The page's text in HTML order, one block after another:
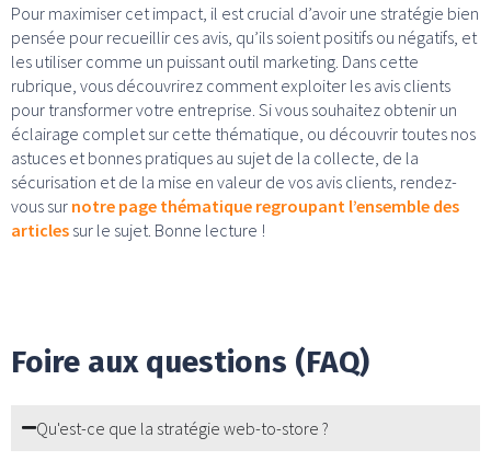
Pour maximiser cet impact, il est crucial d’avoir une stratégie bien
pensée pour recueillir ces avis, qu’ils soient positifs ou négatifs, et
les utiliser comme un puissant outil marketing. Dans cette
rubrique, vous découvrirez comment exploiter les avis clients
pour transformer votre entreprise. Si vous souhaitez obtenir un
éclairage complet sur cette thématique, ou découvrir toutes nos
astuces et bonnes pratiques au sujet de la collecte, de la
sécurisation et de la mise en valeur de vos avis clients, rendez-
vous sur notre page thématique regroupant l’ensemble des
articles sur le sujet. Bonne lecture !
Foire aux questions (FAQ)
Qu'est-ce que la stratégie web-to-store ?